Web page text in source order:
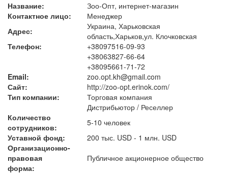
Название:
Зоо-Опт, интернет-магазин
Контактное лицо:
Менеджер
Адрес:
Украина, Харьковская
область,Харьков,ул. Клочковская
Телефон:
+38097516-09-93
+38063827-66-64
+38095661-71-72
Email:
zoo.opt.kh@gmail.com
Сайт:
http://zoo-opt.erinok.com/
Тип компании:
Торговая компания
Дистрибьютор / Реселлер
Количество
сотрудников:
5-10 человек
Уставной фонд:
200 тыс. USD - 1 млн. USD
Организационно-
правовая
форма:
Публичное акционерное общество